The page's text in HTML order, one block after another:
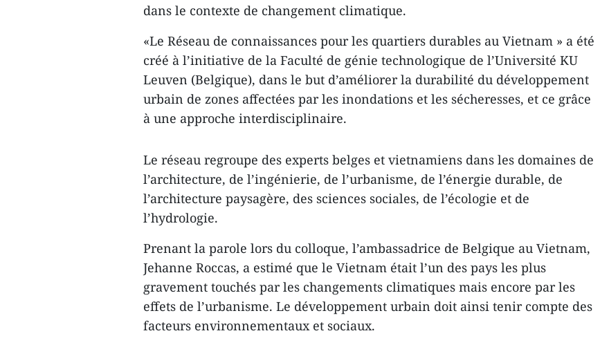
dans le contexte de changement climatique.
«Le Réseau de connaissances pour les quartiers durables au Vietnam » ​a été
créé à l’initiative de la Faculté de génie technologique de l’Université KU
Leuven (Belgique), dans le but d’améliorer la durabilité du développement
urbain ​de zones affectées par les inondations et les sécheresses, et ce grâce
à une approche interdisciplinaire.
Le réseau regroupe des experts belges et vietnamiens dans les domaines de
l’architecture, de l’ingénierie, de l’urbanisme, de l’énergie durable, de
l’architecture paysagère, des sciences sociales, de l’écologie et de
l’hydrologie.
Prenant la parole lors du colloque, l’ambassadrice de Belgique au Vietnam,
Jehanne Roccas, a estimé que le Vietnam était l’un des pays les plus
gravement touchés par les changements climatiques mais encore par les
effets de l’urbanisme. Le développement urbain doit ainsi tenir compte des
facteurs environnementaux et sociaux.